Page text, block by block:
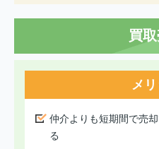
買
メ
仲介よりも短期間で売
る